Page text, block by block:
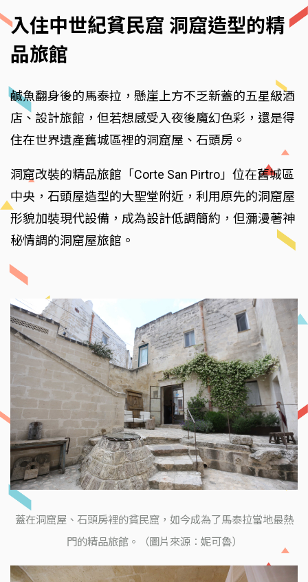
入住中世紀貧民窟 洞窟造型的精
品旅館
鹹魚翻身後的馬泰拉，懸崖上方不乏新蓋的五星級酒
店、設計旅館，但若想感受入夜後魔幻色彩，還是得
住在世界遺產舊城區裡的洞窟屋、石頭房。
洞窟改裝的精品旅館「Corte San Pirtro」位在舊城區
中央，石頭屋造型的大聖堂附近，利用原先的洞窟屋
形貌加裝現代設備，成為設計低調簡約，但瀰漫著神
秘情調的洞窟屋旅館。
蓋在洞窟屋、石頭房裡的貧民窟，如今成為了馬泰拉當地最熱
門的精品旅館。（圖片來源：妮可魯）